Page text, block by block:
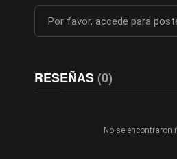
Por favor, accede para
RESEÑAS(0)
No se encontraron